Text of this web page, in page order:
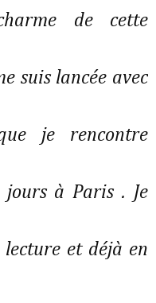
de cette
suis lancée avec
je rencontre
jours à Paris . Je
lecture et déjà en